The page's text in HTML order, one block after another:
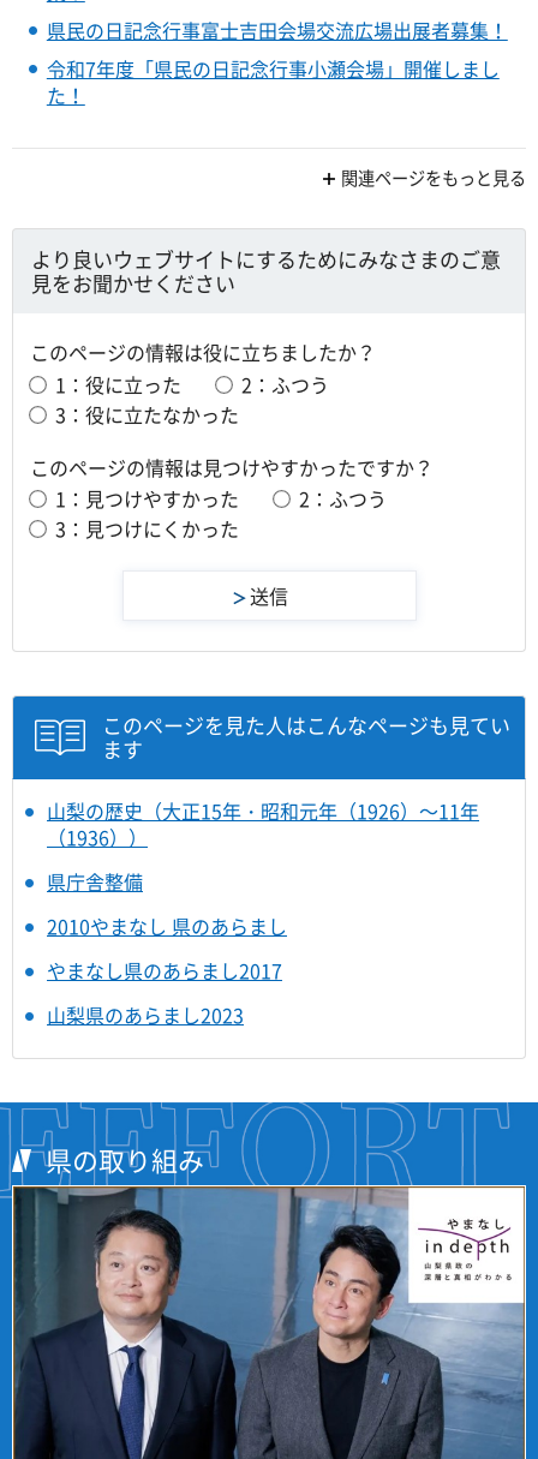
県民の日記念行事富士吉田会場交流広場出展者募集！
令和7年度「県民の日記念行事小瀬会場」開催しまし
た！
関連ページをもっと見る
より良いウェブサイトにするためにみなさまのご意
見をお聞かせください
このページの情報は役に立ちましたか？
1：役に立った
2：ふつう
3：役に立たなかった
このページの情報は見つけやすかったですか？
1：見つけやすかった
2：ふつう
3：見つけにくかった
このページを見た人はこんなページも見てい
ます
山梨の歴史（大正15年・昭和元年（1926）～11年
（1936））
県庁舎整備
2010やまなし 県のあらまし
やまなし県のあらまし2017
山梨県のあらまし2023
県の取り組み